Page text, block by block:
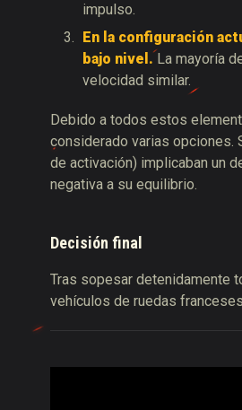
impulso.
En la configuración
bajo nivel.La mayoría
velocidad similar.
Debido a todos estos
considerado varias opciones.
de activación) implicaban un
negativa a su equilibrio.
Decisión final
Tras sopesar detenidamente
vehículos de ruedas